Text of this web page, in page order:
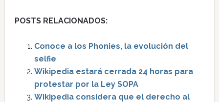
POSTS RELACIONADOS:
Conoce a los Phonies, la evolución del
selfie
Wikipedia estará cerrada 24 horas para
protestar por la Ley SOPA
Wikipedia considera que el derecho al